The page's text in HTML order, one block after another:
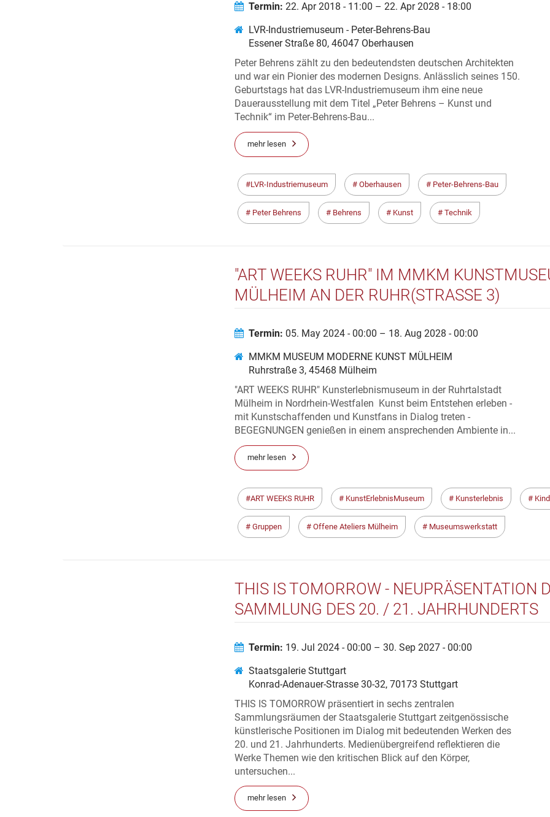
Termin: 22. Apr 2018 - 11:00 – 22. Apr 2028 - 18:00
LVR-Industriemuseum - Peter-Behrens-Bau
Essener Straße 80, 46047 Oberhausen
Peter Behrens zählt zu den bedeutendsten deutschen Architekten
und war ein Pionier des modernen Designs. Anlässlich seines 150.
Geburtstags hat das LVR-Industriemuseum ihm eine neue
Dauerausstellung mit dem Titel „Peter Behrens – Kunst und
Technik“ im Peter-Behrens-Bau...
mehr lesen
LVR-Industriemuseum Oberhausen Peter-Behrens-Bau
Peter Behrens Behrens Kunst Technik
"ART WEEKS RUHR" IM MMKM
MÜLHEIM AN DER RUHR(STRASSE 3)
Termin: 05. May 2024 - 00:00 – 18. Aug 2028 - 00:00
MMKM MUSEUM MODERNE KUNST MÜLHEIM
Ruhrstraße 3, 45468 Mülheim
"ART WEEKS RUHR" Kunsterlebnismuseum in der Ruhrtalstadt
Mülheim in Nordrhein-Westfalen Kunst beim Entstehen erleben -
mit Kunstschaffenden und Kunstfans in Dialog treten -
BEGEGNUNGEN genießen in einem ansprechenden Ambiente in...
mehr lesen
ART WEEKS RUHR KunstErlebnisMuseum Kunsterlebnis
Gruppen Offene Ateliers Mülheim Museumswerkstatt
THIS IS TOMORROW - NEUPRÄSENTATION
SAMMLUNG DES 20. / 21. JAHRHUNDERTS
Termin: 19. Jul 2024 - 00:00 – 30. Sep 2027 - 00:00
Staatsgalerie Stuttgart
Konrad-Adenauer-Strasse 30-32, 70173 Stuttgart
THIS IS TOMORROW präsentiert in sechs zentralen
Sammlungsräumen der Staatsgalerie Stuttgart zeitgenössische
künstlerische Positionen im Dialog mit bedeutenden Werken des
20. und 21. Jahrhunderts. Medienübergreifend reflektieren die
Werke Themen wie den kritischen Blick auf den Körper,
untersuchen...
mehr lesen